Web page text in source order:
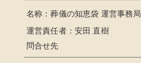
名称：葬儀の知恵袋 運営事務局
運営責任者：安田 直樹
問合せ先